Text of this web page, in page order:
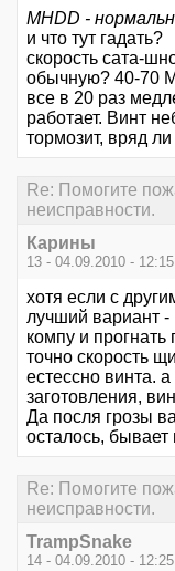
MHDD -
и что тут гадать?
скорость сата-
обычную? 40-70
все в 20 раз
работает. Винт
тормозит, вряд
Re: Помогите
неисправности.
Карины
13 - 04.09.2010 - 12:15
хотя если с
лучший вариант -
компу и
точно скорость
естессно винта.
заготовления,
Да посля грозы
осталось, бывает
Re: Помогите
неисправности.
TrampSnake
14 - 04.09.2010 - 12:25